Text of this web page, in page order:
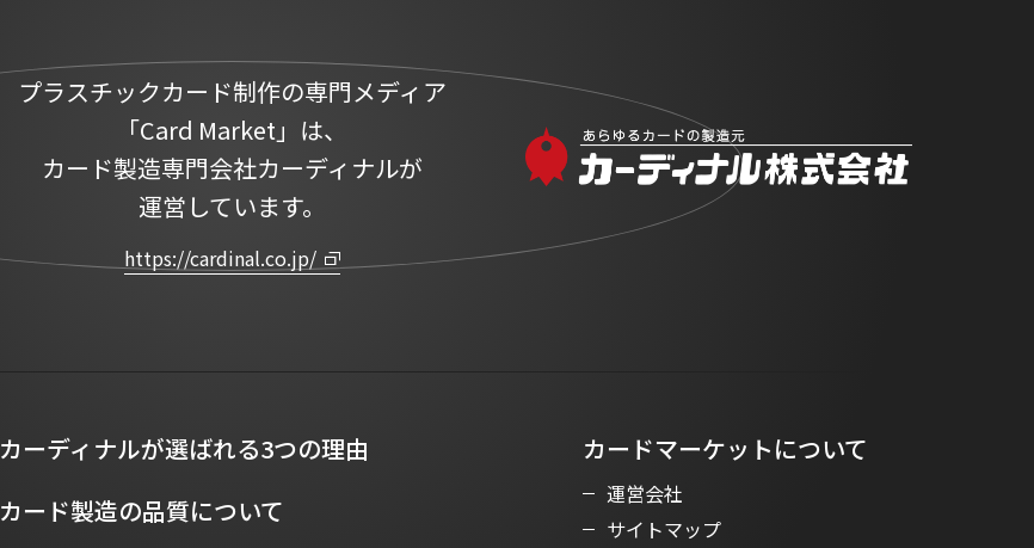
プラスチックカード制作の専門メディア
「Card Market」は、
カード製造専門会社カーディナルが
運営しています。
https://cardinal.co.jp/
カーディナルが選ばれる3つの理由
カード製造の品質について
カードマーケットについて
運営会社
サイトマップ